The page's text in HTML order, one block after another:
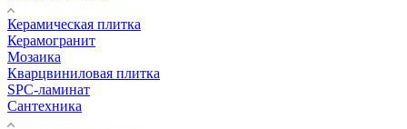
Керамическая плитка
Керамогранит
Мозаика
Кварцвиниловая плитка
SPC-ламинат
Сантехника